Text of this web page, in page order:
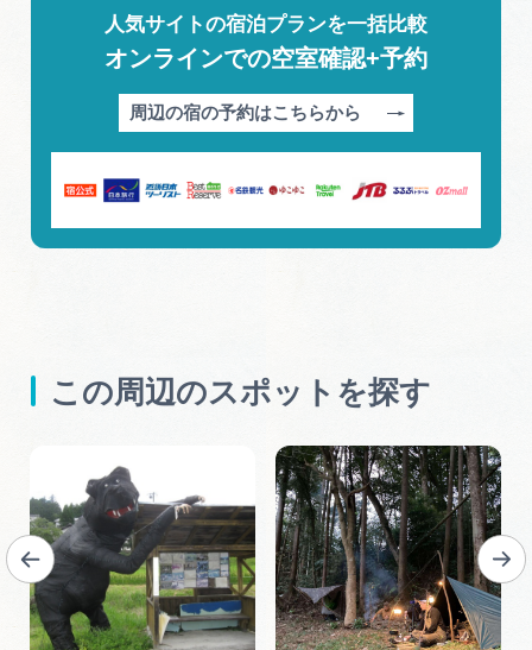
人気サイトの宿泊プランを一括比較
オンラインでの空室確認+予約
周辺の宿の予約はこちらから
この周辺のスポットを探す